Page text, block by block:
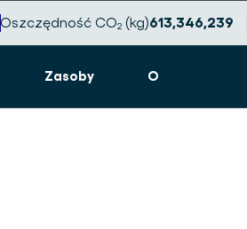
Oszczędność CO₂ (kg)613,346,246
Zasoby O